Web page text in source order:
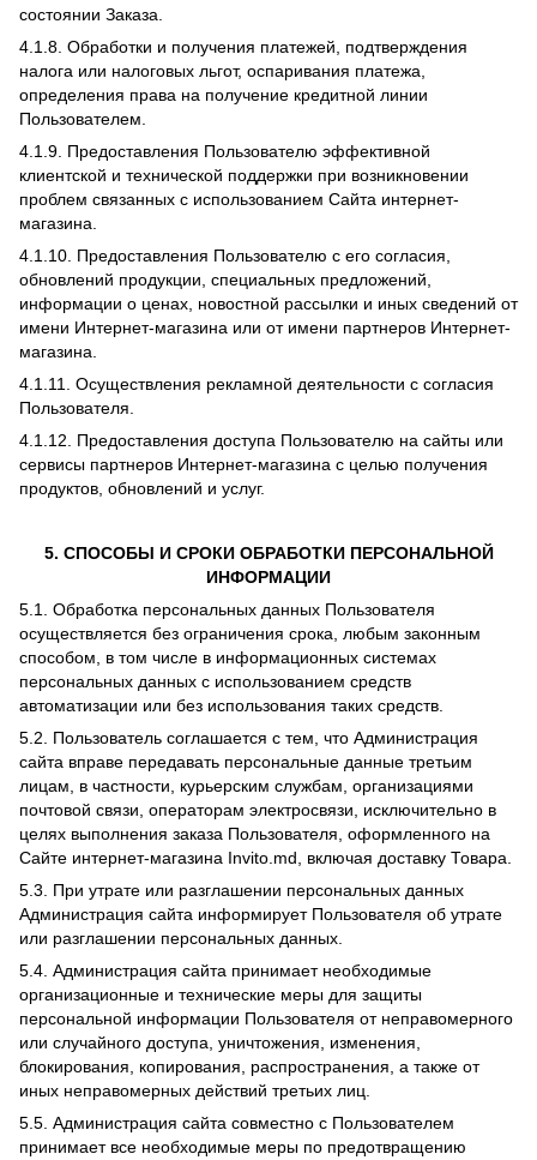
состоянии Заказа.
4.1.8. Обработки и получения платежей, подтверждения
налога или налоговых льгот, оспаривания платежа,
определения права на получение кредитной линии
Пользователем.
4.1.9. Предоставления Пользователю эффективной
клиентской и технической поддержки при возникновении
проблем связанных с использованием Сайта интернет-
магазина.
4.1.10. Предоставления Пользователю с его согласия,
обновлений продукции, специальных предложений,
информации о ценах, новостной рассылки и иных сведений от
имени Интернет-магазина или от имени партнеров Интернет-
магазина.
4.1.11. Осуществления рекламной деятельности с согласия
Пользователя.
4.1.12. Предоставления доступа Пользователю на сайты или
сервисы партнеров Интернет-магазина с целью получения
продуктов, обновлений и услуг.
5. СПОСОБЫ И СРОКИ ОБРАБОТКИ ПЕРСОНАЛЬНОЙ
ИНФОРМАЦИИ
5.1. Обработка персональных данных Пользователя
осуществляется без ограничения срока, любым законным
способом, в том числе в информационных системах
персональных данных с использованием средств
автоматизации или без использования таких средств.
5.2. Пользователь соглашается с тем, что Администрация
сайта вправе передавать персональные данные третьим
лицам, в частности, курьерским службам, организациями
почтовой связи, операторам электросвязи, исключительно в
целях выполнения заказа Пользователя, оформленного на
Сайте интернет-магазина Invito.md, включая доставку Товара.
5.3. При утрате или разглашении персональных данных
Администрация сайта информирует Пользователя об утрате
или разглашении персональных данных.
5.4. Администрация сайта принимает необходимые
организационные и технические меры для защиты
персональной информации Пользователя от неправомерного
или случайного доступа, уничтожения, изменения,
блокирования, копирования, распространения, а также от
иных неправомерных действий третьих лиц.
5.5. Администрация сайта совместно с Пользователем
принимает все необходимые меры по предотвращению